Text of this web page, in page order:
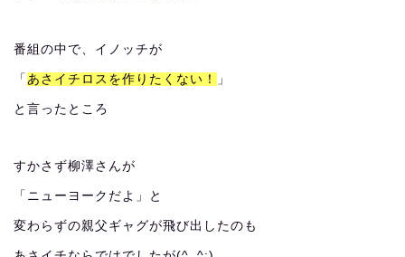
番組の中で、イノッチが
「 あさイチロスを作りたくない！ 」
と言ったところ
すかさず柳澤さんが
「ニューヨークだよ」と
変わらずの親父ギャグが飛び出したのも